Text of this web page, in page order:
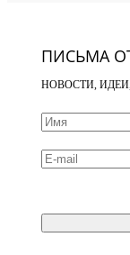
ПИСЬМА ОТ
НОВОСТИ,